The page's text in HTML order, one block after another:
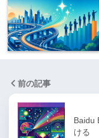
前の記事
Baidu
ける